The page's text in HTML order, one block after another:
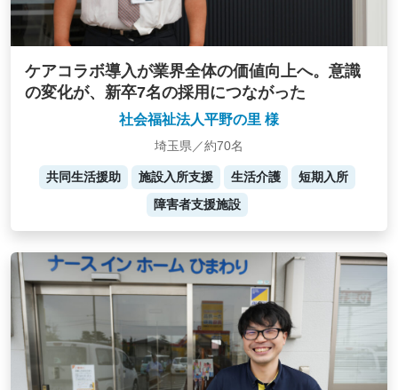
ケアコラボ導入が業界全体の価値向上へ。意識
の変化が、新卒7名の採用につながった
社会福祉法人平野の里 様
埼玉県／約70名
共同生活援助 施設入所支援 生活介護
短期入所
障害者支援施設